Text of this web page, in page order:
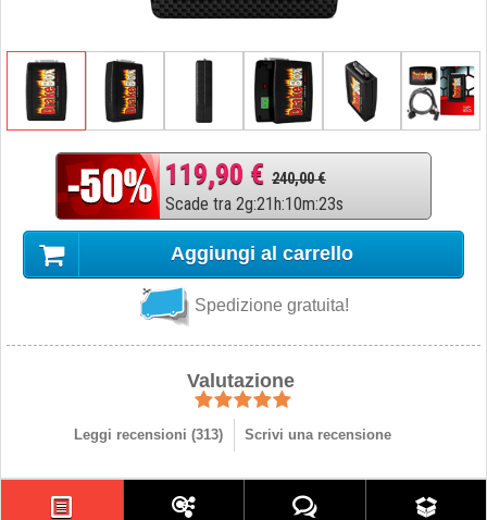
119,90 € 240,00 €
Scade tra 2g:21h:10m:22s
Aggiungi al carrello
Spedizione gratuita!
Valutazione
Leggi recensioni (313) Scrivi una recensione